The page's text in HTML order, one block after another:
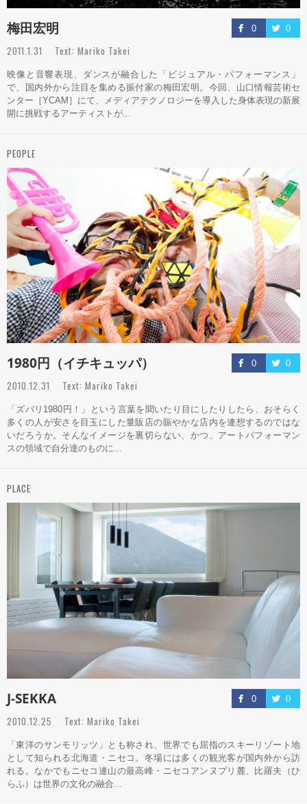
0 0
梅田宏明
2011.1.31 Text: Mariko Takei
映像と音響表現、ダンスが融合した「ビジュアル・パフォーマンス」
で、国内外から注目を集める振付家の梅田宏明。今回、山口情報芸術セ
ンター［YCAM］にて、メディアテクノロジーを導入した身体表現の新展
開に挑戦するアーティストが...
PEOPLE
0 0
1980円（イチキュッパ）
2010.12.31 Text: Mariko Takei
「ズバリ1980円！」という言葉を聞いたり目にしたりしたら、おそらく
多くの人が安さを目玉にした量販店の賑やかな店内を連想するのではな
いだろうか。そんなイメージを裏切らない、かつ、アートパフォーマン
スの領域で自分達のものに...
PLACE
0 0
J-SEKKA
2010.12.25 Text: Mariko Takei
「東洋のサンモリッツ」とも称され、世界でも屈指のスキーリゾート地
として知られる北海道・ニセコ。冬場には多くの観光客が国内外から訪
れる。なかでもニセコ連山の最高峰・ニセコアンヌプリ麓、比羅夫（ひ
らふ）は世界の文化の融合...